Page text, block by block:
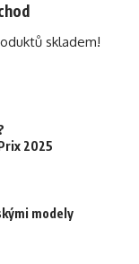
skladem!
2025
modely